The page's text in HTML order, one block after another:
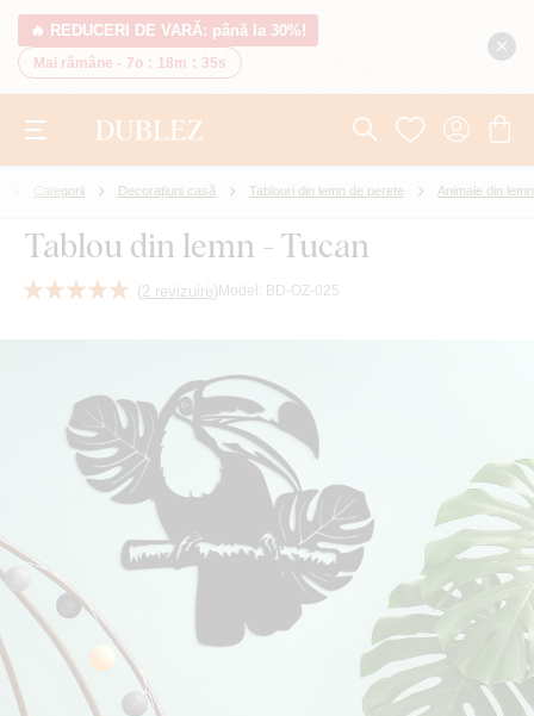
🔥 REDUCERI DE VARĂ: până la 30%!
Mai rămâne - 7o : 18m : 34s
Categorii Decorațiuni casă Tablouri din lemn de perete Animale din lemn
Tablou din lemn - Tucan
(2 revizuire) Model: BD-OZ-025